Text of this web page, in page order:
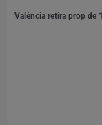
València retira prop de